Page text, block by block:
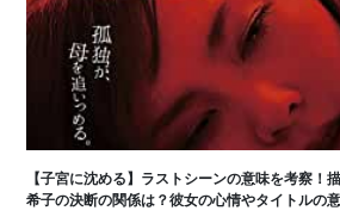
【子宮に沈める】ラストシーンの意味を考察！
希子の決断の関係は？彼女の心情やタイトルの